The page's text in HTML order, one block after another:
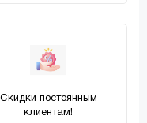
Скидки постоянным
клиентам!